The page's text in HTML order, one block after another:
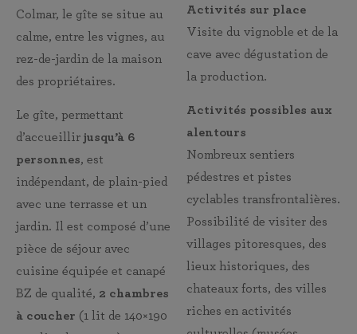
Colmar, le gîte se situe au
calme, entre les vignes, au
rez-de-jardin de la maison
des propriétaires.
Le gîte, permettant
d’accueillir jusqu’à 6
personnes, est
indépendant, de plain-pied
avec une terrasse et un
jardin. Il est composé d’une
pièce de séjour avec
cuisine équipée et canapé
BZ de qualité, 2 chambres
à coucher (1 lit de 140×190
Activités sur place
Visite du vignoble et de la
cave avec dégustation de
la production.
Activités possibles aux
alentours
Nombreux sentiers
pédestres et pistes
cyclables transfrontalières.
Possibilité de visiter des
villages pitoresques, des
lieux historiques, des
chateaux forts, des villes
riches en activités